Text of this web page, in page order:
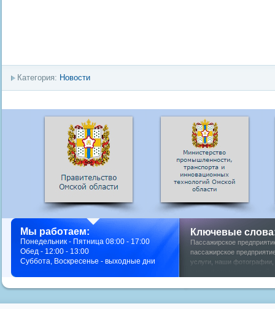
Категория: Новости
Ключевые
Пассажирское
пассажирское
услуги
наши фотографии
Мы работаем:
Понедельник - Пятница 08:00 - 17:00
Обед - 12:00 - 13:00
Суббота, Воскресенье - выходные дни